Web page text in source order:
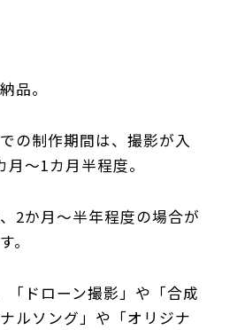
品。
の制作期間は、撮影が入
～1カ月半程度。
2か月～半年程度の場合が
。
「ドローン撮影」や「合成
ルソング」や「オリジナ